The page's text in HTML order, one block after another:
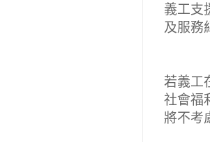
義工支
及服務
若義工
社會福
將不考